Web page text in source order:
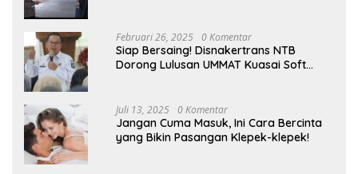
Februari 26, 2025 0 Komentar
Siap Bersaing! Disnakertrans NTB
Dorong Lulusan UMMAT Kuasai Soft
Juli 13, 2025 0 Komentar
Jangan Cuma Masuk, Ini Cara Bercinta
yang Bikin Pasangan Klepek-klepek!